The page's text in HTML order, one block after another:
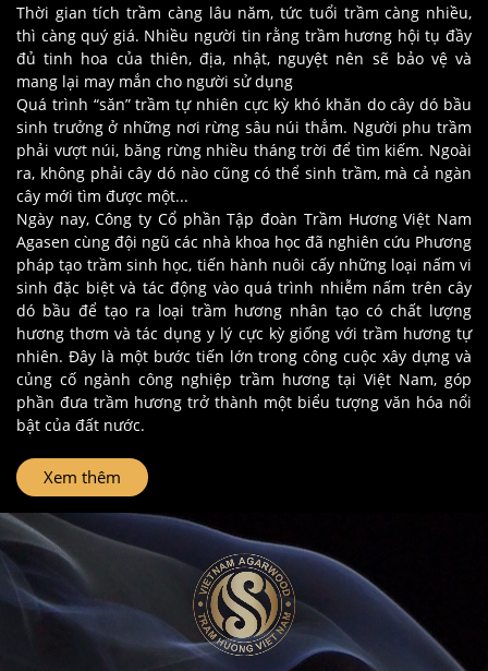
Thời gian tích trầm càng lâu năm, tức tuổi trầm càng nhiều,
thì càng quý giá. Nhiều người tin rằng trầm hương hội tụ đầy
đủ tinh hoa của thiên, địa, nhật, nguyệt nên sẽ bảo vệ và
mang lại may mắn cho người sử dụng
Quá trình “săn” trầm tự nhiên cực kỳ khó khăn do cây dó bầu
sinh trưởng ở những nơi rừng sâu núi thẳm. Người phu trầm
phải vượt núi, băng rừng nhiều tháng trời để tìm kiếm. Ngoài
ra, không phải cây dó nào cũng có thể sinh trầm, mà cả ngàn
cây mới tìm được một...
Ngày nay, Công ty Cổ phần Tập đoàn Trầm Hương Việt Nam
Agasen cùng đội ngũ các nhà khoa học đã nghiên cứu Phương
pháp tạo trầm sinh học, tiến hành nuôi cấy những loại nấm vi
sinh đặc biệt và tác động vào quá trình nhiễm nấm trên cây
dó bầu để tạo ra loại trầm hương nhân tạo có chất lượng
hương thơm và tác dụng y lý cực kỳ giống với trầm hương tự
nhiên. Đây là một bước tiến lớn trong công cuộc xây dựng và
củng cố ngành công nghiệp trầm hương tại Việt Nam, góp
phần đưa trầm hương trở thành một biểu tượng văn hóa nổi
bật của đất nước.
Xem thêm